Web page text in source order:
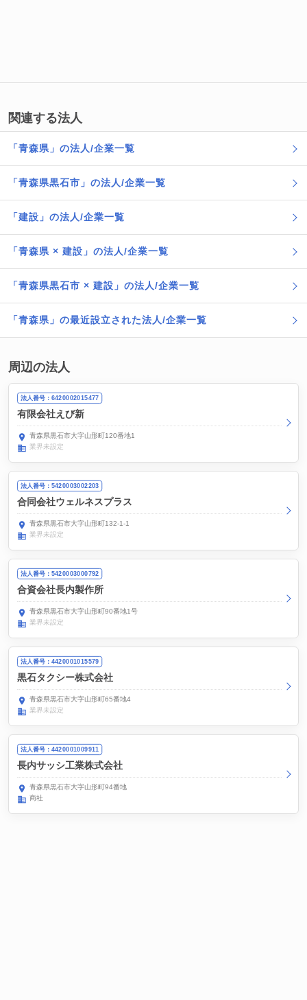
関連する法人
「青森県」の法人/企業一覧
「青森県黒石市」の法人/企業一覧
「建設」の法人/企業一覧
「青森県 × 建設」の法人/企業一覧
「青森県黒石市 × 建設」の法人/企業一覧
「青森県」の最近設立された法人/企業一覧
周辺の法人
法人番号：6420002015477
有限会社えび新
青森県黒石市大字山形町120番地1
業界未設定
法人番号：5420003002203
合同会社ウェルネスプラス
青森県黒石市大字山形町132-1-1
業界未設定
法人番号：5420003000792
合資会社長内製作所
青森県黒石市大字山形町90番地1号
業界未設定
法人番号：4420001015579
黒石タクシー株式会社
青森県黒石市大字山形町65番地4
業界未設定
法人番号：4420001009911
長内サッシ工業株式会社
青森県黒石市大字山形町94番地
商社